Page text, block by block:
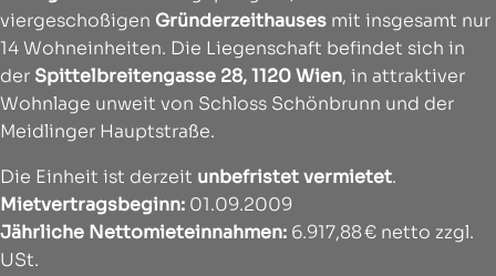
viergeschoßigen Gründerzeithauses mit insgesamt nur
14 Wohneinheiten. Die Liegenschaft befindet sich in
der Spittelbreitengasse 28, 1120 Wien, in attraktiver
Wohnlage unweit von Schloss Schönbrunn und der
Meidlinger Hauptstraße.
Die Einheit ist derzeit unbefristet vermietet.
Mietvertragsbeginn: 01.09.2009
Jährliche Nettomieteinnahmen: 6.917,88 € netto zzgl.
USt.